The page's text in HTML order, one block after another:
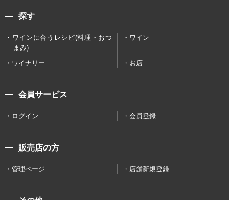
探す
ワインに合うレシピ(料理・おつ
まみ)
ワイン
ワイナリー お店
会員サービス
ログイン 会員登録
販売店の方
管理ページ 店舗新規登録